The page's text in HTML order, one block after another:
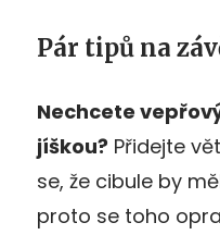
Pár tipů na
Nechcete
jíškou? Přidejte
se, že cibule by
proto se toho